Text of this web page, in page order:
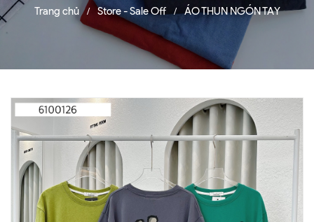
Trang chủ / Store - Sale Off / ÁO THUN NGÓN TAY